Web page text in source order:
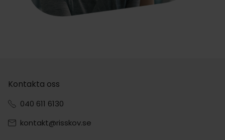
Kontakta oss
040 611 6130
kontakt@risskov.se